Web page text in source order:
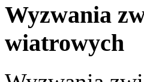
Wyzwania
wiatrowych